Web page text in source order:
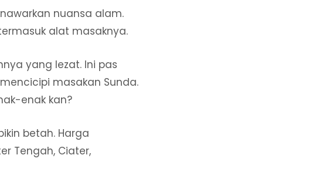
nuansa alam.
alat masaknya.
yang lezat. Ini pas
masakan Sunda.
enak kan?
betah. Harga
Tengah, Ciater,